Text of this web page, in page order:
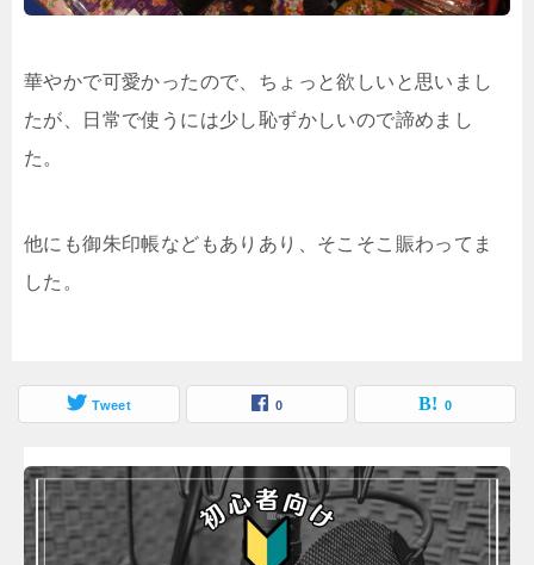
華やかで可愛かったので、ちょっと欲しいと思いまし
たが、日常で使うには少し恥ずかしいので諦めまし
た。
他にも御朱印帳などもありあり、そこそこ賑わってま
した。
Tweet 0 0